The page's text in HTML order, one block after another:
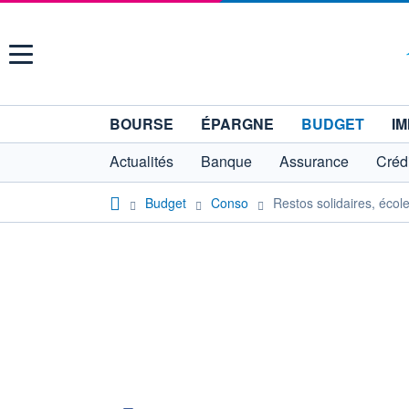
Menu
BOURSE ÉPARGNE BUDGET
Actualités
Banque Assurance
Budget Conso Restos solidaires,